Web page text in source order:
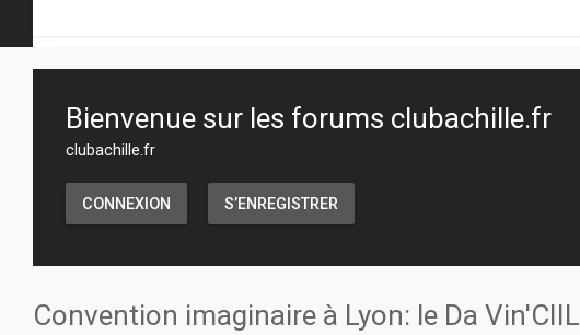
Bienvenue sur les forums clubachille.fr
clubachille.fr
CONNEXION S’ENREGISTRER
Convention imaginaire à Lyon: le Da Vin'CIIL